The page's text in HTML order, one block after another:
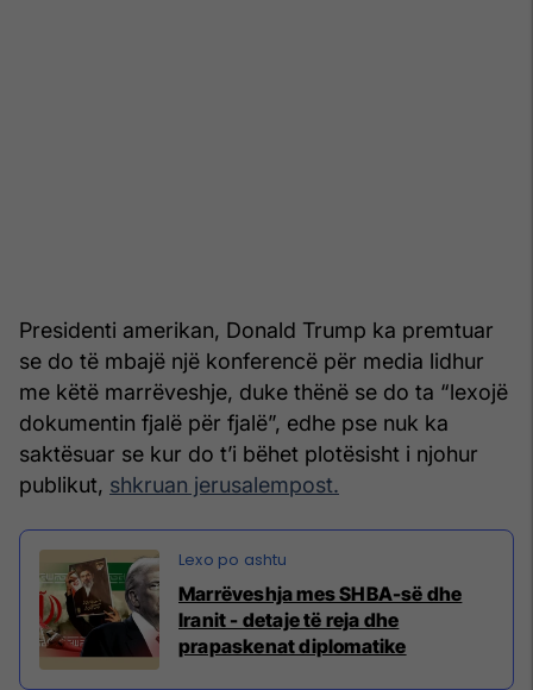
Presidenti amerikan, Donald Trump ka premtuar
se do të mbajë një konferencë për media lidhur
me këtë marrëveshje, duke thënë se do ta “lexojë
dokumentin fjalë për fjalë”, edhe pse nuk ka
saktësuar se kur do t’i bëhet plotësisht i njohur
publikut, shkruan jerusalempost.
Marrëveshja mes SHBA-së dhe
Iranit - detaje të reja dhe
prapaskenat diplomatike